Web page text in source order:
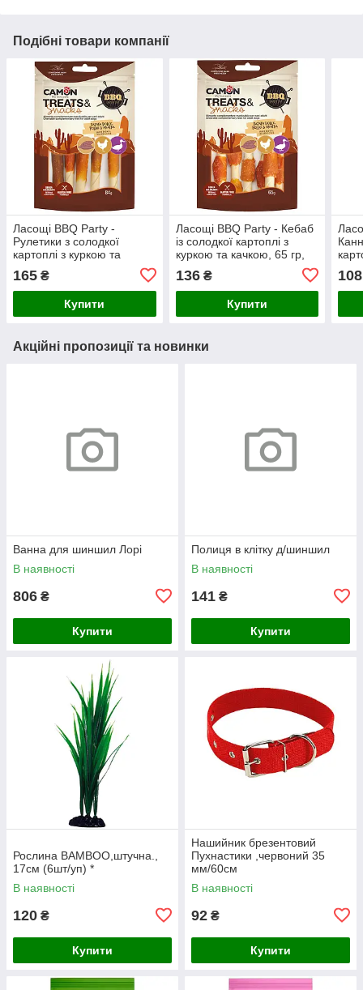
Подібні товари компанії
Ласощі BBQ Party -
Рулетики з солодкої
картоплі з куркою та
качкою, 84 гр, 12x1,5 см,
(флоупак) 14 упак./короб.
(ціна за упак)
165 ₴
Купити
Ласощі BBQ Party - Кебаб
із солодкої картоплі з
куркою та качкою, 65 гр,
упак./короб. (ціна за упак)
136₴
Купити
108
Акційні пропозиції та новинки
Ванна для шиншил Лорі
В наявності
806 ₴
Купити
Полиця в клітку д/шиншил
В наявності
141 ₴
Купити
Рослина BAMBOO,штучна.,
17см (6шт/уп) *
В наявності
120 ₴
Купити
Нашийник брезентовий
Пухнастики ,червоний 35
мм/60см
В наявності
92 ₴
Купити